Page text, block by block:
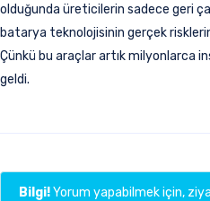
olduğunda üreticilerin sadece geri
batarya teknolojisinin gerçek
Çünkü bu araçlar artık milyonlarca
geldi.
Bilgi!Yorum yapabilmek için,